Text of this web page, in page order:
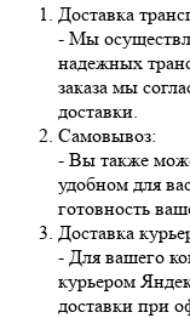
Доставка
- Мы
надежных
заказа мы
доставки.
Самовывоз:
- Вы также
удобном для
готовность
Доставка
- Для вашего
курьером
доставки при